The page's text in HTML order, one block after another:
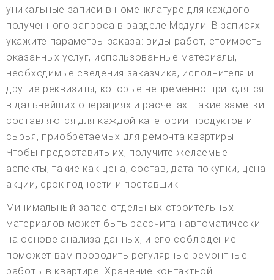
уникальные записи в номенклатуре для каждого
полученного запроса в разделе Модули. В записях
укажите параметры заказа: виды работ, стоимость
оказанных услуг, использованные материалы,
необходимые сведения заказчика, исполнителя и
другие реквизиты, которые непременно пригодятся
в дальнейших операциях и расчетах. Такие заметки
составляются для каждой категории продуктов и
сырья, приобретаемых для ремонта квартиры.
Чтобы предоставить их, получите желаемые
аспекты, такие как цена, состав, дата покупки, цена
акции, срок годности и поставщик.
Минимальный запас отдельных строительных
материалов может быть рассчитан автоматически
на основе анализа данных, и его соблюдение
поможет вам проводить регулярные ремонтные
работы в квартире. Хранение контактной